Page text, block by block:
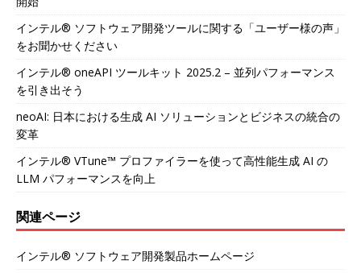
インテル® ソフトウェア開発ツールに関する「ユーザー様の声」
をお聞かせください
インテル® oneAPI ツールキット 2025.2 – 並列パフォーマンス
を引き出そう
neoAI: 日本における生成 AI ソリューションとビジネスの統合の
変革
インテル® VTune™ プロファイラーを使って高性能生成 AI の
LLM パフォーマンスを向上
関連ページ
インテル® ソフトウェア開発製品ホームページ